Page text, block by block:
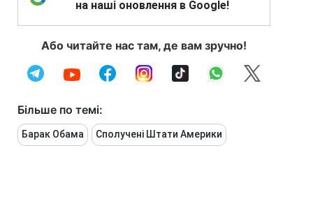
на наші оновлення в Google!
Або читайте нас там, де вам зручно!
Більше по темі:
Барак Обама Сполучені Штати Америки